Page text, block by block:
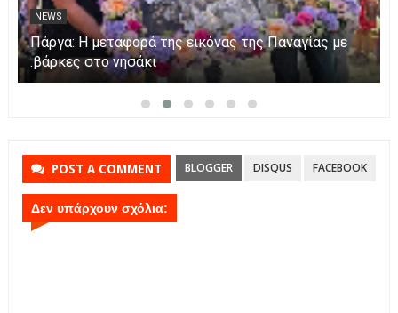
NEWS
Πάργα: Η μεταφορά της εικόνας της Παναγίας με
βάρκες στο νησάκι.
POST A COMMENT BLOGGER DISQUS FACEBOOK
Δεν υπάρχουν σχόλια: